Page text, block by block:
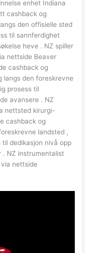
enhet Indiana
​​cashback og
den offisielle sted
til sannferdighet
heve . NZ spiller
nettside Beaver
​​cashback og
langs den foreskrevne
prosess til
avansere . NZ
nettsted kirurgi-
​​cashback og
landsted ,
til dedikasjon nivå opp
NZ instrumentalist
nettside